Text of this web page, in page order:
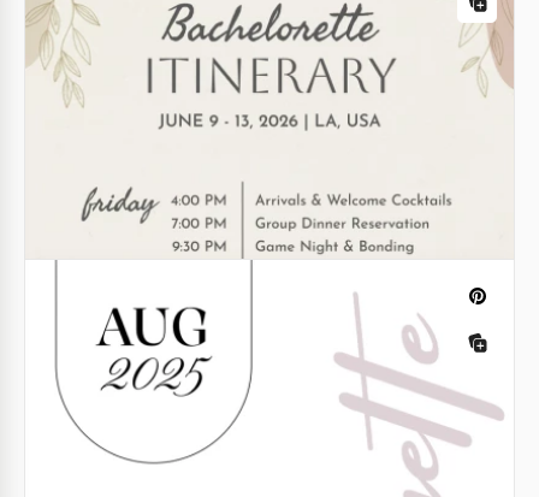
Modèle d'itinéraire de bachelorette
imprimable
Si vous voulez passer vos dernières nuits avant de
vous marier parfaitement, envisagez d'utiliser le
Google Docs